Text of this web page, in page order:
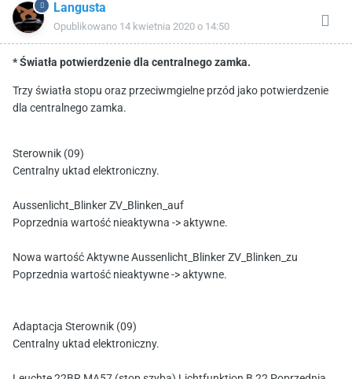
Langusta
Opublikowano 14 kwietnia 2020 o 14:50
* Światła potwierdzenie dla centralnego zamka.
Trzy światła stopu oraz przeciwmgielne przód jako potwierdzenie
dla centralnego zamka.
Sterownik (09)
Centralny uktad elektroniczny.
Aussenlicht_Blinker ZV_Blinken_auf
Poprzednia wartość nieaktywna -> aktywne.
Nowa wartość Aktywne Aussenlicht_Blinker ZV_Blinken_zu
Poprzednia wartość nieaktywne -> aktywne.
Adaptacja Sterownik (09)
Centralny uktad elektroniczny.